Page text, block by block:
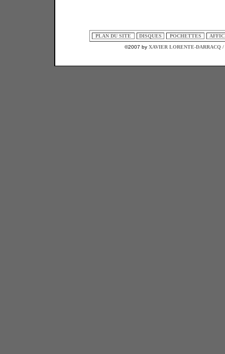
PLAN DU SITE DISQUES POCHETTES
©2007 by XAVIER LORENTE-DARRACQ